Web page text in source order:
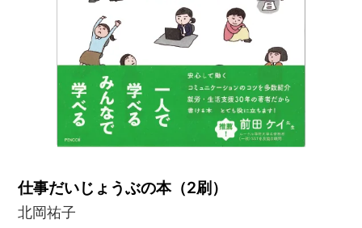
仕事だいじょうぶの本（2刷）
北岡祐子